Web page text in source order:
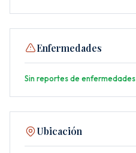
Enfermedades
Sin reportes de enfermedades
Ubicación